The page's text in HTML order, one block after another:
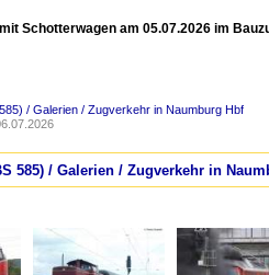
Schotterwagen am 05.07.2026 im
/ Galerien / Zugverkehr in Naumburg Hbf
585) / Galerien / Zugverkehr in